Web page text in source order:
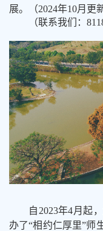
展。（2024年10月更
（联系我们：
自 2023年4月起
办了“相约仁厚里”师